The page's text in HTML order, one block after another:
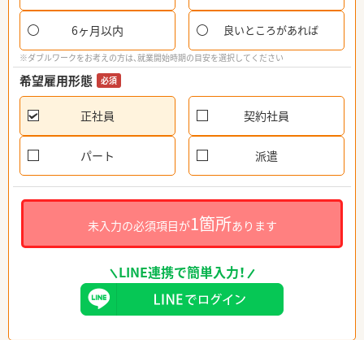
6ヶ月以内 良いところがあれば
※ダブルワークをお考えの方は、就業開始時期の目安を選択してください
希望雇用形態 必須
正社員 契約社員
パート 派遣
未入力の必須項目が1箇所あります
LINE連携で簡単入力！